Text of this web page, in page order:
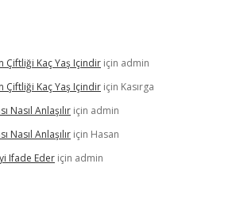
Çiftliği Kaç Yaş Içindir için admin
Çiftliği Kaç Yaş Içindir için Kasırga
Nasıl Anlaşılır için admin
Nasıl Anlaşılır için Hasan
Ifade Eder için admin